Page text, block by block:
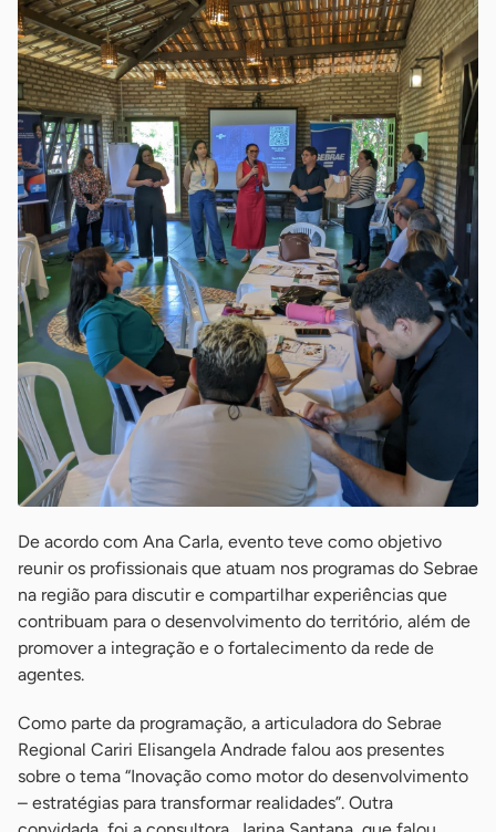
De acordo com Ana Carla, evento teve como objetivo
reunir os profissionais que atuam nos programas do Sebrae
na região para discutir e compartilhar experiências que
contribuam para o desenvolvimento do território, além de
promover a integração e o fortalecimento da rede de
agentes.
Como parte da programação, a articuladora do Sebrae
Regional Cariri Elisangela Andrade falou aos presentes
sobre o tema “Inovação como motor do desenvolvimento
– estratégias para transformar realidades”. Outra